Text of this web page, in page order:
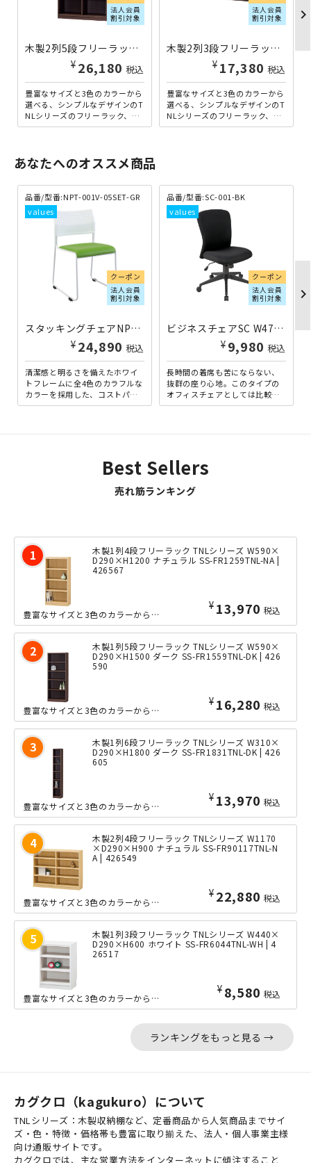
法人会員
割引対象
木製2列5段フリーラック TNLシリーズ W870×D290×H1500 ダーク SS-FR1587TNL-DK | 426593
¥ 26,180 税込
豊富なサイズと3色のカラーから
選べる、シンプルなデザインのT
NLシリーズのフリーラック、横
幅870タイプ。こちらは、2列仕
法人会員
割引対象
木製2列3段フリーラック TNLシリーズ W1170×D290×H600 ダーク SS-FR60117TNL-DK | 426527
¥ 17,380 税込
豊富なサイズと3色のカラーから
選べる、シンプルなデザインのT
NLシリーズのフリーラック、横
幅1170タイプ。こちらは、2列
chevron_right
あなたへのオススメ商品
品番/型番:NPT-001V-05SET-GR
クーポン
法人会員
割引対象
スタッキングチェアNPTレザータイプ W500×D535×H780 グリーン
¥ 24,890 税込
清潔感と明るさを備えたホワイ
トフレームに全4色のカラフルな
カラーを採用した、コストパフ
ォーマンスの高いスタッキング
品番/型番:SC-001-BK
クーポン
法人会員
割引対象
ビジネスチェアSC W475×D550×H895-965 ブラック
¥ 9,980 税込
長時間の着席も苦にならない、
抜群の座り心地。このタイプの
オフィスチェアとしては比較的
ロープライスながら、クオリテ
chevron_right
Best Sellers
売れ筋ランキング
木製1列4段フリーラック TNLシリーズ W590×
D290×H1200 ナチュラル SS-FR1259TNL-NA |
426567
¥ 13,970 税込
豊富なサイズと3色のカラーから選べる、シンプルなデザインのTNLシリーズのフリー...
木製1列5段フリーラック TNLシリーズ W590×
D290×H1500 ダーク SS-FR1559TNL-DK | 426
590
¥ 16,280 税込
豊富なサイズと3色のカラーから選べる、シンプルなデザインのTNLシリーズのフリー...
木製1列6段フリーラック TNLシリーズ W310×
D290×H1800 ダーク SS-FR1831TNL-DK | 426
605
¥ 13,970 税込
豊富なサイズと3色のカラーから選べる、シンプルなデザインのTNLシリーズのフリー...
木製2列4段フリーラック TNLシリーズ W1170
×D290×H900 ナチュラル SS-FR90117TNL-N
A | 426549
¥ 22,880 税込
豊富なサイズと3色のカラーから選べる、シンプルなデザインのTNLシリーズのフリー...
木製1列3段フリーラック TNLシリーズ W440×
D290×H600 ホワイト SS-FR6044TNL-WH | 4
26517
¥ 8,580 税込
豊富なサイズと3色のカラーから選べる、シンプルなデザインのTNLシリーズのフリー...
ランキングをもっと見る →
カグクロ（kagukuro）について
TNLシリーズ：木製収納棚など、定番商品から人気商品までサイ
ズ・色・特徴・価格帯も豊富に取り揃えた、法人・個人事業主様
向け通販サイトです。
カグクロでは、主な営業方法をインターネットに傾注すること